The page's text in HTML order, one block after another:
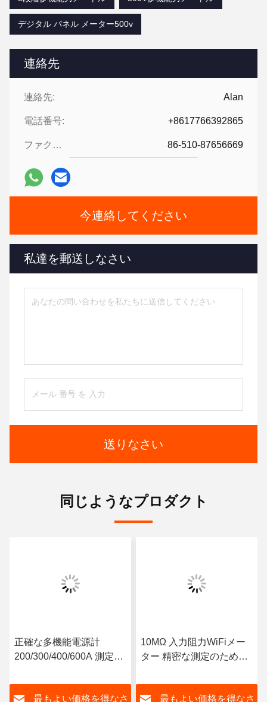
連絡先
連絡先: Alan
電話番号: +8617766392865
ファクシミリ: 86-510-87656669
今連絡してください
私達を郵送しなさい
送りなさい
デジタル パネル メーター500v
同じようなプロダクト
正確な多機能電源計
200/300/400/600A 測定電
AC/DC 電源
最もよい価格を得なさ
10MΩ 入力阻力WiFiメー
ター 精密な測定のための
最もよい価格を得なさ